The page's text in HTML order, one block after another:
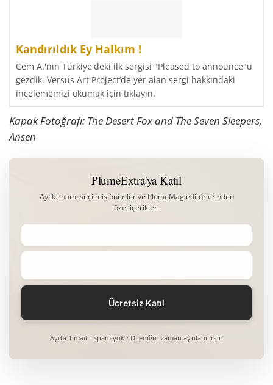
Kandırıldık Ey Halkım !
Cem A.'nın Türkiye'deki ilk sergisi "Pleased to announce"u
gezdik. Versus Art Project’de yer alan sergi hakkındaki
incelememizi okumak için tıklayın.
Kapak Fotoğrafı: The Desert Fox and The Seven Sleepers,
Ansen
PlumeExtra'ya Katıl
Aylık ilham, seçilmiş öneriler ve PlumeMag editörlerinden
özel içerikler.
Ayda 1 mail · Spam yok · Dilediğin zaman ayrılabilirsin